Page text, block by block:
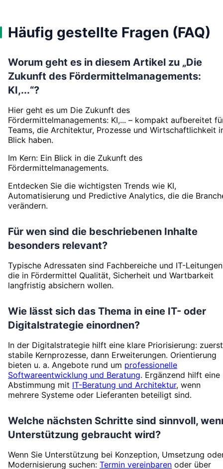
Häufig gestellte Fragen (FAQ)
Worum geht es in diesem Artikel zu „Die
Zukunft des Fördermittelmanagements:
KI,...“?
Hier geht es um Die Zukunft des
Fördermittelmanagements: KI,... – kompakt aufbereitet
Teams, die Architektur, Prozesse und Wirtschaftlichkeit
Blick haben.
Im Kern: Ein Blick in die Zukunft des
Fördermittelmanagements.
Entdecken Sie die wichtigsten Trends wie KI,
Automatisierung und Predictive Analytics, die die
verändern.
Für wen sind die beschriebenen Inhalte
besonders relevant?
Typische Adressaten sind Fachbereiche und IT-
die in Fördermittel Qualität, Sicherheit und Wartbarkeit
langfristig absichern wollen.
Wie lässt sich das Thema in eine IT- oder
Digitalstrategie einordnen?
In der Digitalstrategie hilft eine klare Priorisierung: zuerst
stabile Kernprozesse, dann Erweiterungen. Orientierung
bieten u. a. Angebote rund um professionelle
Softwareentwicklung und Beratung. Ergänzend hilft eine
Abstimmung mit IT-Beratung und Architektur, wenn
mehrere Systeme oder Lieferanten beteiligt sind.
Welche nächsten Schritte sind sinnvoll,
Unterstützung gebraucht wird?
Wenn Sie Unterstützung bei Konzeption, Umsetzung
Modernisierung suchen: Termin vereinbaren oder über